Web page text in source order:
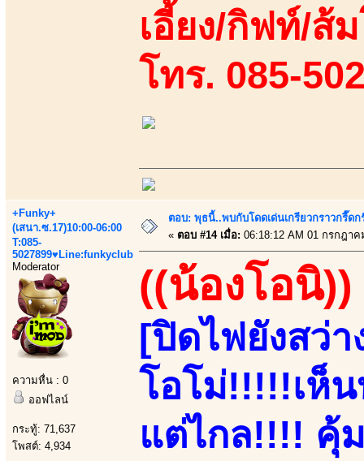
เอี้ยง/กิฟท์/ส้
โทร. 085-
+Funky+
(เสนา.ซ.17)10:00-06:00
T:085-
5027899♥Line:funkyclub
Moderator
ความหื่น : 0
ออฟไลน์
กระทู้: 71,637
โพสต์: 4,934
ตอบ: พุธนี้..พบกับโดดเด่นเกรียวกราวกรี๊
« ตอบ #14 เมื่อ: 06:18:12 AM 01 กรกฎาค
((น้องโอนิ))
[ปิดไฟยังสว่
โอโม่!!!!!เห็
แต่ไกล!!!! คุ้